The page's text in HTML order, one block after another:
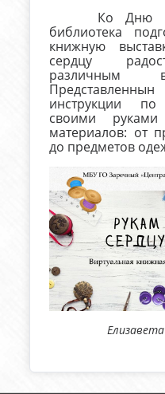
Ко Дню
библиотека
книжную
сердцу
различным
инструкции
своими
материалов: от
до предметов